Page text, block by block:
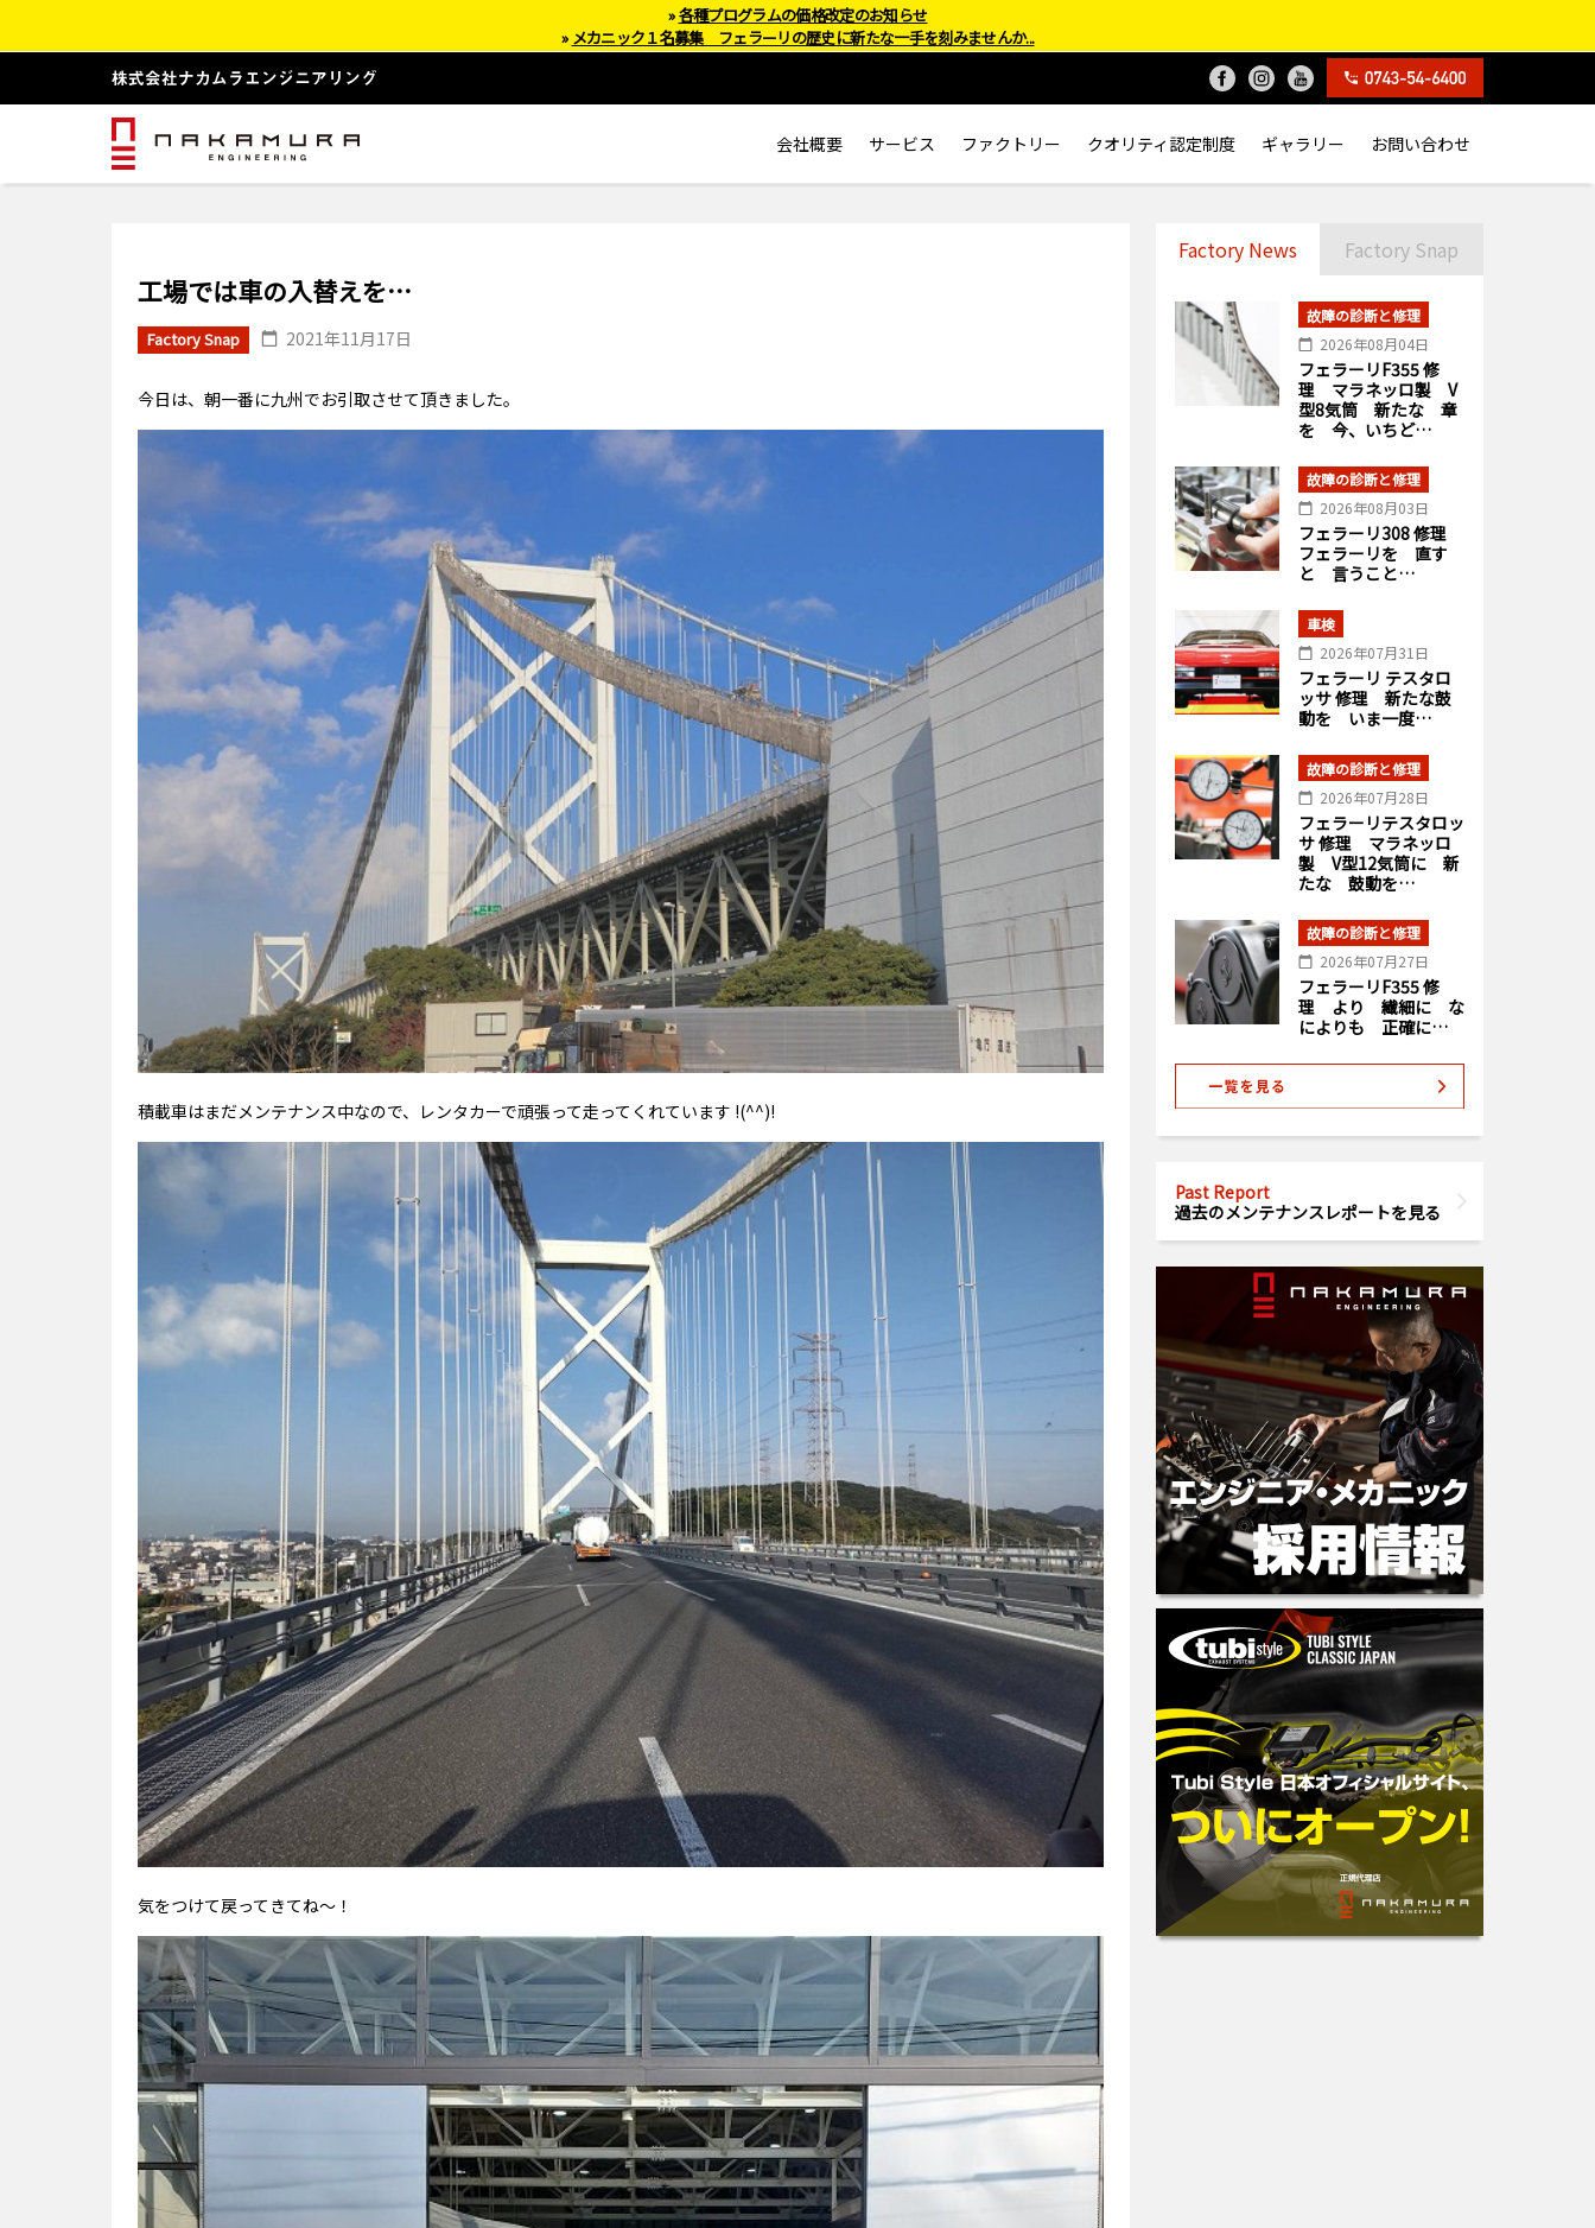
会社概要 サービス ファクトリー クオリティ認定制度 ギャラリー お問い合わせ
工場では車の入替えを…
Factory Snap 2021年11月17日
今日は、朝一番に九州でお引取させて頂きました。
積載車はまだメンテナンス中なので、レンタカーで頑張って走ってくれています !(^^)!
気をつけて戻ってきてね～！
Factory News Factory Snap
故障の診断と修理
2026年08月04日
フェラーリF355 修
理 マラネッロ製 V
型8気筒 新たな 章
を 今、いちど…
故障の診断と修理
2026年08月03日
フェラーリ308 修理
フェラーリを 直す
と 言うこと…
車検
2026年07月31日
フェラーリ テスタロ
ッサ 修理 新たな鼓
動を いま一度…
故障の診断と修理
2026年07月28日
フェラーリテスタロッ
サ 修理 マラネッロ
製 V型12気筒に 新
たな 鼓動を…
故障の診断と修理
2026年07月27日
フェラーリF355 修
理 より 繊細に な
によりも 正確に…
Past Report
過去のメンテナンスレポートを見る
»各種プログラムの価格改定のお知らせ
» メカニック１名募集 フェラーリの歴史に新たな一手を刻みませんか...